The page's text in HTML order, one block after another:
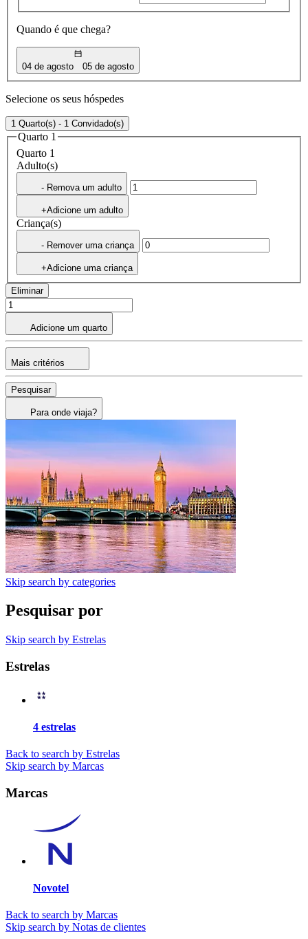
Quando é que chega?
04 de agosto 05 de agosto
Selecione os seus hóspedes
1 Quarto(s) - 1 Convidado(s)
Quarto 1
Quarto 1
Adulto(s)
- Remova um adulto
+Adicione um adulto
Criança(s)
- Remover uma criança
+Adicione uma criança
Eliminar
Adicione um quarto
Mais critérios
Pesquisar
Para onde viaja?
Skip search by categories
Pesquisar por
Skip search by Estrelas
Estrelas
4 estrelas
Back to search by Estrelas
Skip search by Marcas
Marcas
Novotel
Back to search by Marcas
Skip search by Notas de clientes